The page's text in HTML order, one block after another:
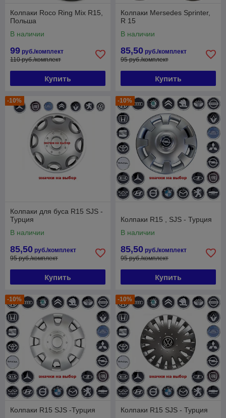
Колпаки Roco Ring Mix R15,
Польша
В наличии
99 руб./комплект
110 руб./комплект
Купить
Колпаки Mersedes Sprinter,
R 15
В наличии
85,50 руб./комплект
95 руб./комплект
Купить
-10%
Колпаки для буса R15 SJS -
Турция
В наличии
85,50 руб./комплект
95 руб./комплект
Купить
-10%
Колпаки R15 , SJS - Турция
В наличии
85,50 руб./комплект
95 руб./комплект
Купить
-10%
Колпаки R15 SJS -Турция
-10%
Колпаки R15 SJS - Турция